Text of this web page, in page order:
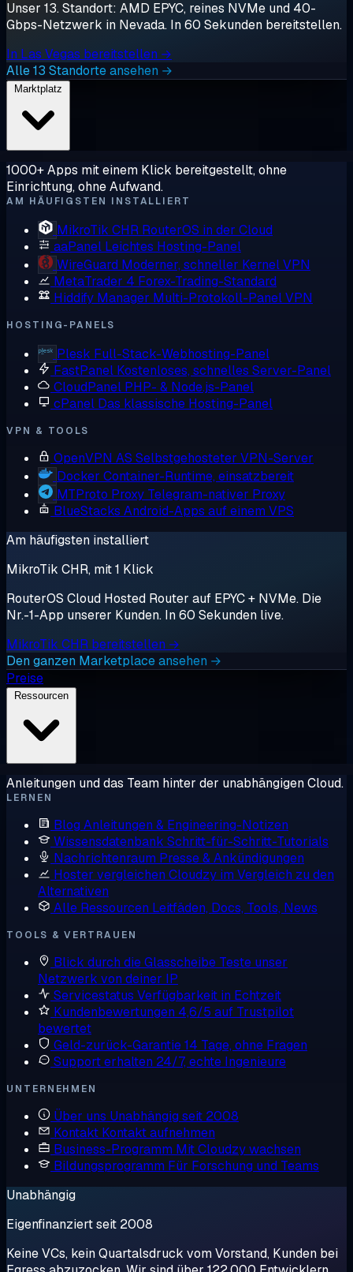
Unser 13. Standort: AMD EPYC, reines NVMe und 40-
Gbps-Netzwerk in Nevada. In 60 Sekunden bereitstellen.
In Las Vegas bereitstellen →
Alle 13 Standorte ansehen →
1000+ Apps mit einem Klick bereitgestellt, ohne
Einrichtung, ohne Aufwand.
AM HÄUFIGSTEN INSTALLIERT
MikroTik CHR RouterOS in der Cloud
aaPanel Leichtes Hosting-Panel
WireGuard Moderner, schneller Kernel VPN
MetaTrader 4 Forex-Trading-Standard
Hiddify Manager Multi-Protokoll-Panel VPN
HOSTING-PANELS
Plesk Full-Stack-Webhosting-Panel
FastPanel Kostenloses, schnelles Server-Panel
CloudPanel PHP- & Node.js-Panel
cPanel Das klassische Hosting-Panel
VPN & TOOLS
OpenVPN AS Selbstgehosteter VPN-Server
Docker Container-Runtime, einsatzbereit
MTProto Proxy Telegram-nativer Proxy
BlueStacks Android-Apps auf einem VPS
Am häufigsten installiert
MikroTik CHR, mit 1 Klick
RouterOS Cloud Hosted Router auf EPYC + NVMe. Die
Nr.-1-App unserer Kunden. In 60 Sekunden live.
MikroTik CHR bereitstellen →
Den ganzen Marketplace ansehen →
Preise
Anleitungen und das Team hinter der unabhängigen Cloud.
LERNEN
Blog Anleitungen & Engineering-Notizen
Wissensdatenbank Schritt-für-Schritt-Tutorials
Nachrichtenraum Presse & Ankündigungen
Hoster vergleichen Cloudzy im Vergleich zu den
Alternativen
Alle Ressourcen Leitfäden, Docs, Tools, News
TOOLS & VERTRAUEN
Blick durch die Glasscheibe Teste unser
Netzwerk von deiner IP
Servicestatus Verfügbarkeit in Echtzeit
Kundenbewertungen 4,6/5 auf Trustpilot
bewertet
Geld-zurück-Garantie14 Tage, ohne Fragen
Support erhalten 24/7, echte Ingenieure
UNTERNEHMEN
Über uns Unabhängig seit 2008
Kontakt Kontakt aufnehmen
Business-Programm Mit Cloudzy wachsen
Bildungsprogramm Für Forschung und Teams
Unabhängig
Eigenfinanziert seit 2008
Keine VCs, kein Quartalsdruck vom Vorstand, Kunden bei